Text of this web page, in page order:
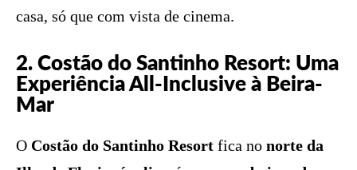
casa, só que com vista de cinema.
2. Costão do Santinho Resort: Uma
Experiência All-Inclusive à Beira-
Mar
O Costão do Santinho Resort fica no norte da